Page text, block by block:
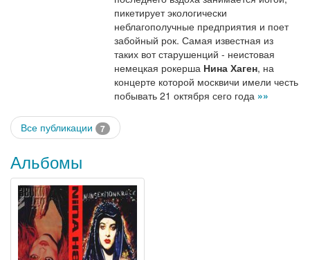
пикетирует экологически
неблагополучные предприятия и поет
забойный рок. Самая известная из
таких вот старушенций - неистовая
немецкая рокерша Нина Хаген, на
концерте которой москвичи имели честь
побывать 21 октября сего года »»
Все публикации 7
Альбомы